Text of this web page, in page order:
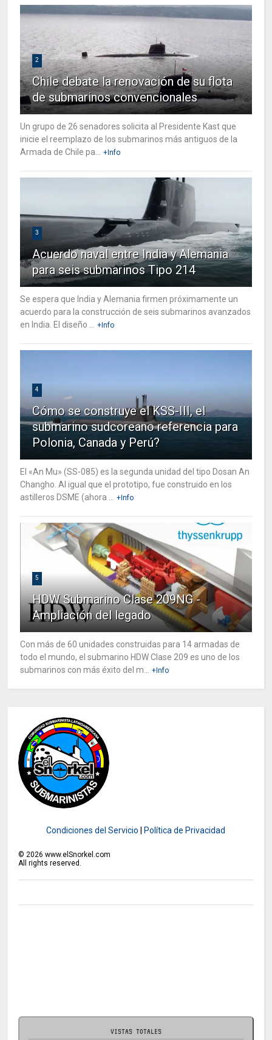
2
Chile debate la renovación de su flota
de submarinos convencionales
Un grupo de 26 senadores solicita al Presidente Kast que
inicie el reemplazo de los submarinos más antiguos de la
Armada de Chile pa...
+Info
3
Acuerdo naval entre India y Alemania
para seis submarinos Tipo 214
Se espera que India y Alemania firmen próximamente un
acuerdo para la construcción de seis submarinos avanzados
en India. El diseño ...
+Info
4
Cómo se construye el KSS-III, el
submarino sudcoreano referencia para
Polonia, Canada y Perú?
El «An Mu» (SS-085) es la segunda unidad del tipo Dosan An
Changho. Al igual que el prototipo, fue construido en los
astilleros DSME (ahora ...
+Info
5
HDW Submarino Clase 209NG -
Ampliación del legado
Con más de 60 unidades construidas para 14 armadas de
todo el mundo, el submarino HDW Clase 209 es uno de los
submarinos con más éxito del m...
+Info
Condiciones del Servicio |Política de Privacidad
© 2026 www.elSnorkel.com
All rights reserved.
VISTAS TOTALES